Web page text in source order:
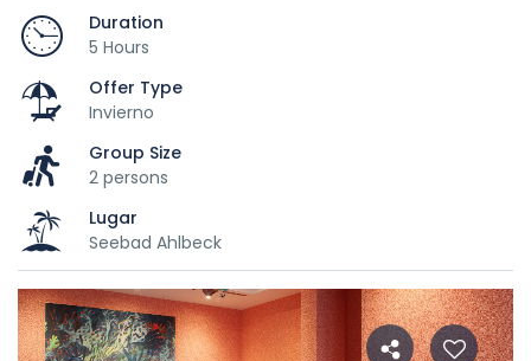
Duration
5 Hours
Offer Type
Invierno
Group Size
2 persons
Lugar
Seebad Ahlbeck